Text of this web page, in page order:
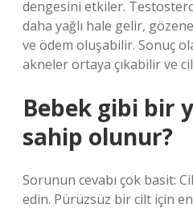
dengesini etkiler.
daha yağlı hale gelir,
ve ödem oluşabilir. Sonuç
akneler ortaya çıkabilir ve
Bebek gibi bir
sahip olunur?
Sorunun cevabı çok basit:
edin. Pürüzsüz bir cilt için